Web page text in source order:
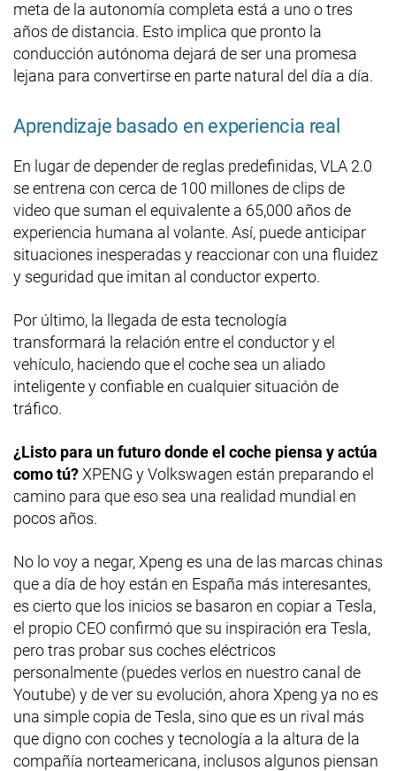
meta de la autonomía completa está a uno o tres
años de distancia. Esto implica que pronto la
conducción autónoma dejará de ser una promesa
lejana para convertirse en parte natural del día a día.
Aprendizaje basado en experiencia real
En lugar de depender de reglas predefinidas, VLA 2.0
se entrena con cerca de 100 millones de clips de
video que suman el equivalente a 65,000 años de
experiencia humana al volante. Así, puede anticipar
situaciones inesperadas y reaccionar con una fluidez
y seguridad que imitan al conductor experto.
Por último, la llegada de esta tecnología
transformará la relación entre el conductor y el
vehículo, haciendo que el coche sea un aliado
inteligente y confiable en cualquier situación de
tráfico.
¿Listo para un futuro donde el coche piensa y actúa
como tú?XPENG y Volkswagen están preparando el
camino para que eso sea una realidad mundial en
pocos años.
No lo voy a negar, Xpeng es una de las marcas chinas
que a día de hoy están en España más interesantes,
es cierto que los inicios se basaron en copiar a Tesla,
el propio CEO confirmó que su inspiración era Tesla,
pero tras probar sus coches eléctricos
personalmente (puedes verlos en nuestro canal de
Youtube) y de ver su evolución, ahora Xpeng ya no es
una simple copia de Tesla, sino que es un rival más
que digno con coches y tecnología a la altura de la
compañía norteamericana, inclusos algunos piensan